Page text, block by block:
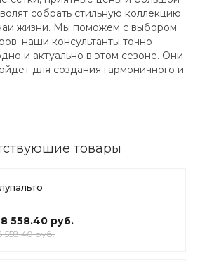
собрать стильную коллекцию
жизни. Мы поможем с выбором
наши консультанты точно
и актуально в этом сезоне. Они
для создания гармоничного и
товары
558.40 руб.
558.40 руб.